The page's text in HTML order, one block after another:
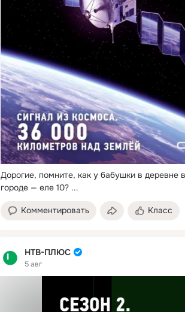
Дорогие, помните, как у бабушки в деревне
городе — еле 10? ...
Комментировать Класс
НТВ-ПЛЮС
5 авг